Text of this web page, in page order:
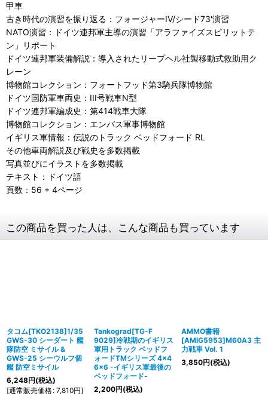
甲車
古き時代の演習を振り返る：フォージャーIV/シード73'演習
NATO演習：ドイツ連邦軍主導の演習「アラファイズスピリットテ
ン」リポート
ドイツ連邦軍装備解説：導入されたリープヘル社製移動式救助用ク
レーン
博物館コレクション：フォートフッド第3騎兵隊博物館
ドイツ国防軍車両史：III号戦車N型
ドイツ連邦軍編成史：第414戦車大隊
博物館コレクション：エンバス軍事博物館
イギリス軍情報：伝説のトラック ベッドフォード RL
その他車両解説及び戦史を多数掲載
写真並びにイラストを多数掲載
テキスト：ドイツ語
頁数：56 + 4ページ
この商品を買った人は、こんな商品も買っています
タコム[TKO2138]1/35
GWS-30 シーダート 艦
隊防空 ミサイル &
GWS-25 シーウルフ個
艦 防空ミサイル
6,248円(税込)
[通常販売価格: 7,810円]
Tankograd[TG-F
9029]冷戦期のイギリス
軍用トラック ベッドフ
ォードTMシリーズ 4×4
6×6 -イギリス軍最後の
ベッドフォード-
2,200円(税込)
AMMO書籍
[AMIG5953]M60A3 主
力戦車 Vol. 1
3,850円(税込)